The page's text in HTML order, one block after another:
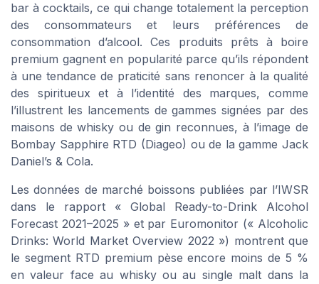
bar à cocktails, ce qui change totalement la perception
des consommateurs et leurs préférences de
consommation d’alcool. Ces produits prêts à boire
premium gagnent en popularité parce qu’ils répondent
à une tendance de praticité sans renoncer à la qualité
des spiritueux et à l’identité des marques, comme
l’illustrent les lancements de gammes signées par des
maisons de whisky ou de gin reconnues, à l’image de
Bombay Sapphire RTD (Diageo) ou de la gamme Jack
Daniel’s & Cola.
Les données de marché boissons publiées par l’IWSR
dans le rapport « Global Ready-to-Drink Alcohol
Forecast 2021–2025 » et par Euromonitor (« Alcoholic
Drinks: World Market Overview 2022 ») montrent que
le segment RTD premium pèse encore moins de 5 %
en valeur face au whisky ou au single malt dans la